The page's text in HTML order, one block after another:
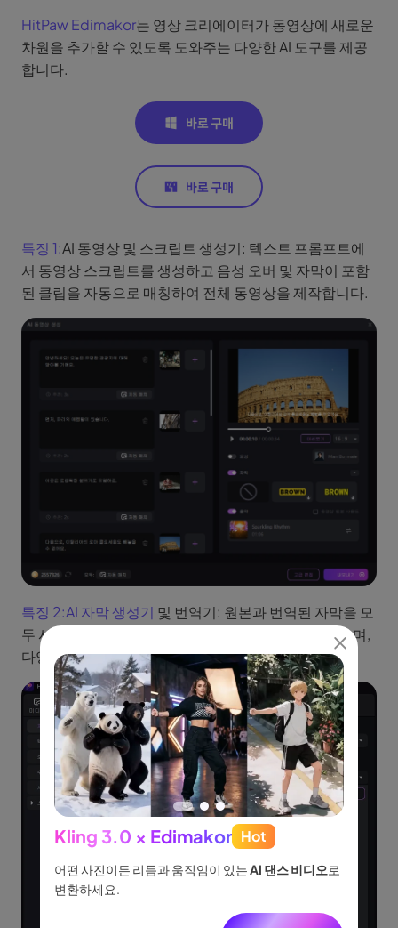
HitPaw Edimakor는 영상 크리에이터가 동영상에 새로운
차원을 추가할 수 있도록 도와주는 다양한 AI 도구를 제공
합니다.
특징 1:AI 동영상 및 스크립트 생성기: 텍스트 프롬프트에
서 동영상 스크립트를 생성하고 음성 오버 및 자막이 포함
된 클립을 자동으로 매칭하여 전체 동영상을 제작합니다.
특징 2:AI 자막 생성기 및 번역기: 원본과 번역된 자막을 모
두 사용하여 동영상에 자동으로 자막을 추가할 수 있으며,
다양한 언어를 지원합니다.
Kling 3.0 × Edimakor Hot
어떤 사진이든 리듬과 움직임이 있는AI 댄스 비디오로
변환하세요.